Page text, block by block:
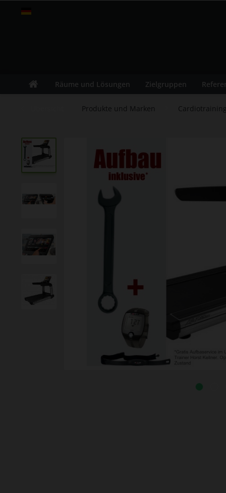
Räume und Lösungen Zielgruppen
Produkte und Marken Cardiotraining